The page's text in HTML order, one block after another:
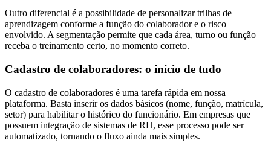
Outro diferencial é a possibilidade de personalizar trilhas de
aprendizagem conforme a função do colaborador e o risco
envolvido. A segmentação permite que cada área, turno ou função
receba o treinamento certo, no momento correto.
Cadastro de colaboradores: o início de tudo
O cadastro de colaboradores é uma tarefa rápida em nossa
plataforma. Basta inserir os dados básicos (nome, função, matrícula,
setor) para habilitar o histórico do funcionário. Em empresas que
possuem integração de sistemas de RH, esse processo pode ser
automatizado, tornando o fluxo ainda mais simples.